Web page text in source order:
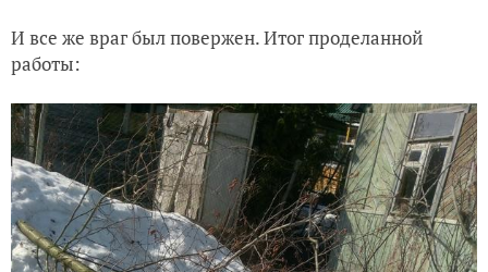
И все же враг был повержен. Итог проделанной
работы: